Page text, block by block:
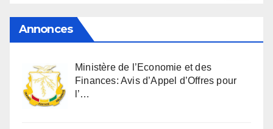
Annonces
Ministère de l’Economie et des
Finances: Avis d’Appel d’Offres pour
l’…